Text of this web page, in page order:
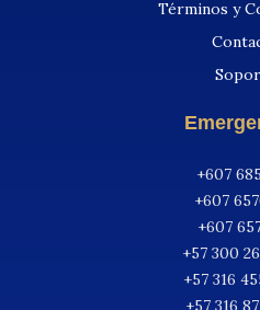
Términos y
+607
+607
+607
+57 300
+57 316
+57 316